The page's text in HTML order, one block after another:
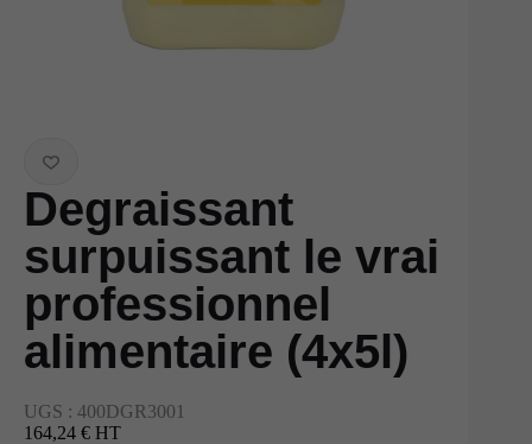
Degraissant
surpuissant le vrai
professionnel
alimentaire (4x5l)
UGS : 400DGR3001
164,24 € HT